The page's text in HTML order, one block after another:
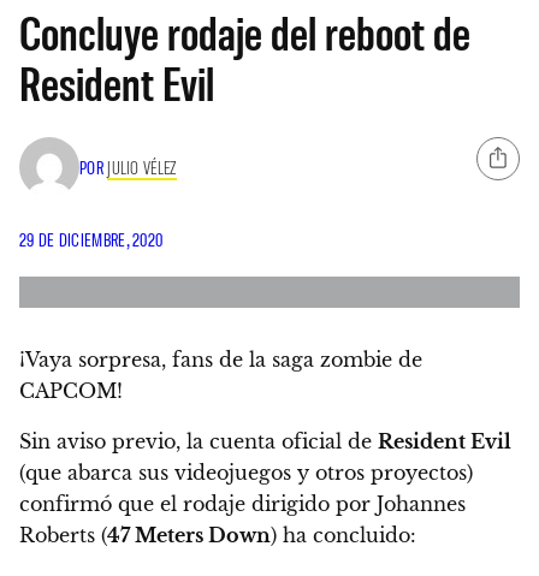
Concluye rodaje del reboot de
Resident Evil
POR JULIO VÉLEZ
29 DE DICIEMBRE, 2020
¡Vaya sorpresa, fans de la saga zombie de
CAPCOM!
Sin aviso previo, la cuenta oficial de Resident Evil
(que abarca sus videojuegos y otros proyectos)
confirmó que el rodaje dirigido por Johannes
Roberts (47 Meters Down) ha concluido: